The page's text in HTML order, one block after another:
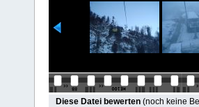
Diese Datei bewerten (noch keine